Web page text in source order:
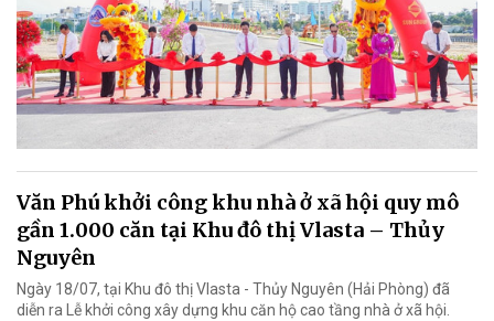
Văn Phú khởi công khu nhà ở xã hội quy mô
gần 1.000 căn tại Khu đô thị Vlasta – Thủy
Nguyên
Ngày 18/07, tại Khu đô thị Vlasta - Thủy Nguyên (Hải Phòng) đã
diễn ra Lễ khởi công xây dựng khu căn hộ cao tầng nhà ở xã hội.